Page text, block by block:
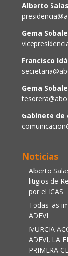
Alberto Salas
Gema
Francisco
Gema
Gabinete de
Noticias
Alberto
litigios de
por el ICAS
Todas las
ADEVI
MURCIA
ADEVI, LA
PRIMERA